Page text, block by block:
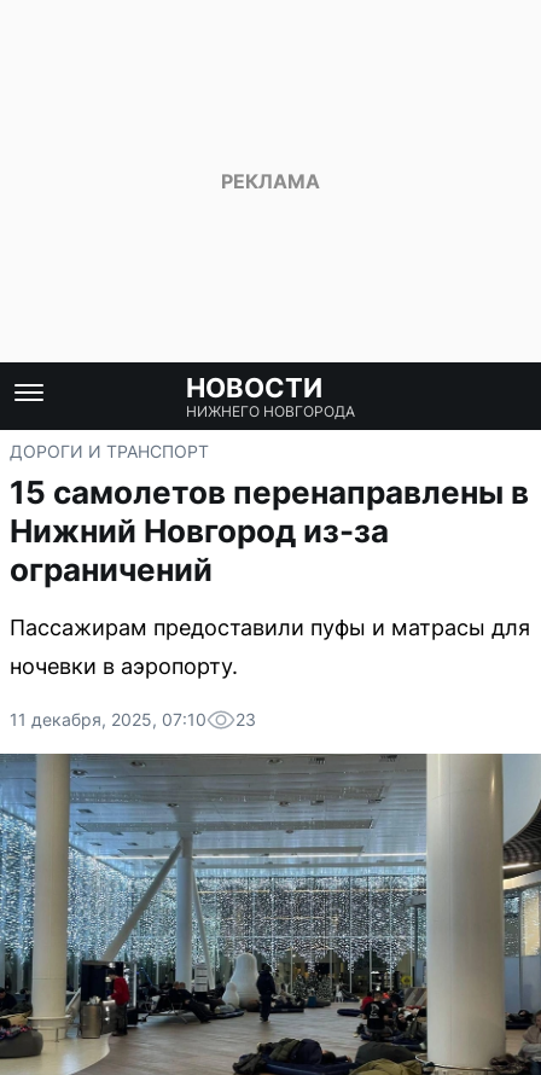
НОВОСТИ
НИЖНЕГО НОВГОРОДА
ДОРОГИ И ТРАНСПОРТ
15 самолетов перенаправлены в
Нижний Новгород из-за
ограничений
Пассажирам предоставили пуфы и матрасы для
ночевки в аэропорту.
11 декабря, 2025, 07:10 23